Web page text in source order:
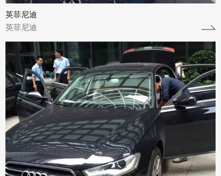
英菲尼迪
英菲尼迪
奔驰汽车
奔驰汽车
查看详情